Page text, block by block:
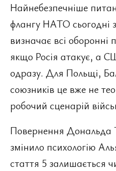
Найнебезпечніше
флангу НАТО сьогодні
визначає всі оборонні
якщо Росія атакує, а
одразу. Для Польщі,
союзників це вже не
робочий сценарій
Повернення Дональда
змінило психологію
стаття 5 залишається